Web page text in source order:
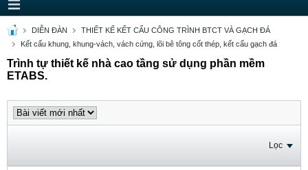
DIỄN ĐÀN
THIẾT KẾ KẾT CẤU CÔNG TRÌNH BTCT VÀ GẠCH ĐÁ
Kết cấu khung, khung-vách, vách cứng, lõi bê tông cốt thép, kết cấu gạch đá
Trình tự thiết kế nhà cao tầng sử dụng phần mềm
ETABS.
Lọc